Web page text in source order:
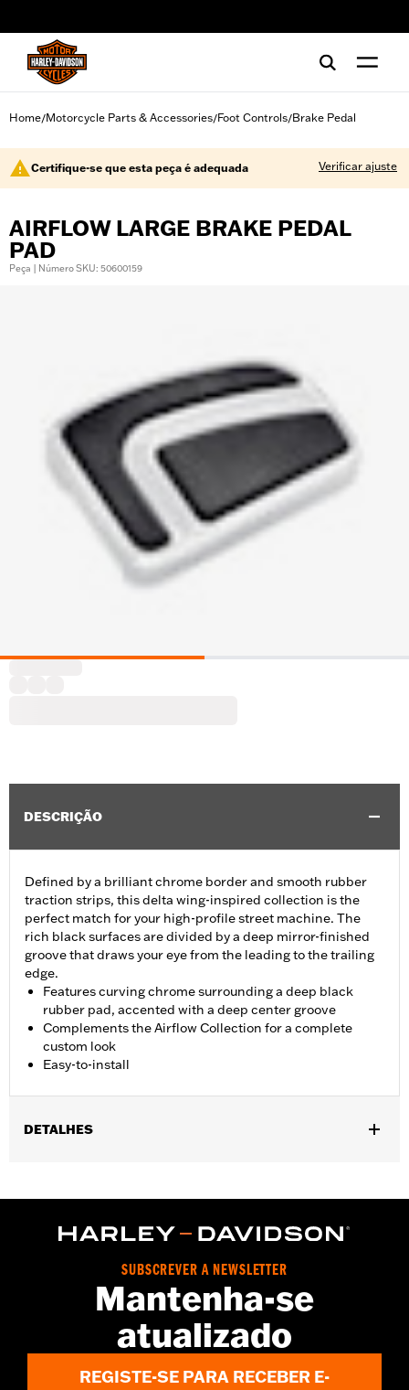
Home/Motorcycle Parts & Accessories/Foot Controls/Brake Pedal
Certifique-se que esta peça é adequada Verificar ajuste
AIRFLOW LARGE BRAKE PEDAL
PAD
Peça | Número SKU: 50600159
DESCRIÇÃO
Defined by a brilliant chrome border and smooth rubber
traction strips, this delta wing-inspired collection is the
perfect match for your high-profile street machine. The
rich black surfaces are divided by a deep mirror-finished
groove that draws your eye from the leading to the trailing
edge.
Features curving chrome surrounding a deep black
rubber pad, accented with a deep center groove
Complements the Airflow Collection for a complete
custom look
Easy-to-install
DETALHES
Collection: Airflow
Brake pedal pad only
1 year limited warranty – Go towww.h-
for full details
SUBSCREVER A NEWSLETTER
Mantenha-se
atualizado
REGISTE-SE PARA RECEBER E-